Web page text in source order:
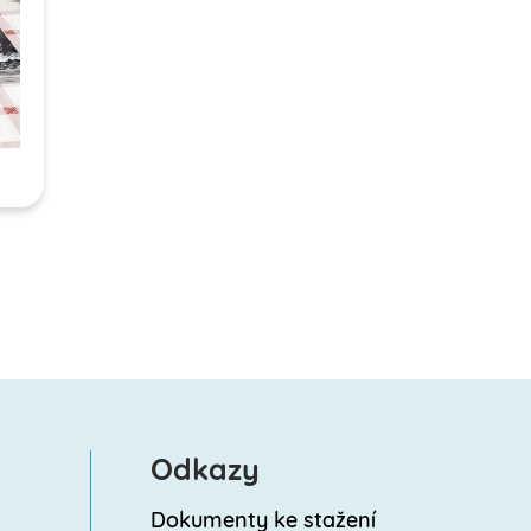
Odkazy
Dokumenty ke stažení